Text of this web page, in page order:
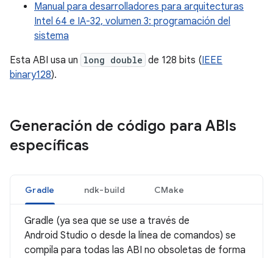
Manual para desarrolladores para arquitecturas
Intel 64 e IA-32, volumen 3: programación del
sistema
Esta ABI usa un long double de 128 bits (IEEE
binary128).
Generación de código para ABIs
específicas
Gradle ndk-build CMake
Gradle (ya sea que se use a través de
Android Studio o desde la línea de comandos) se
compila para todas las ABI no obsoletas de forma